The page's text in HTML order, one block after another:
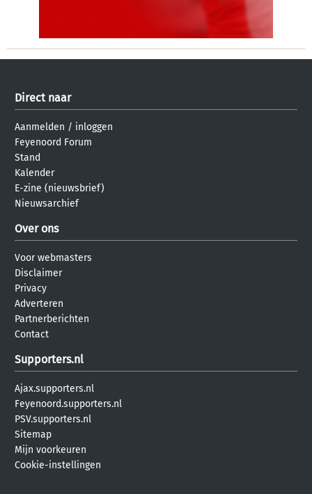
Direct naar
Aanmelden / inloggen
Feyenoord Forum
Stand
Kalender
E-zine (nieuwsbrief)
Nieuwsarchief
Over ons
Voor webmasters
Disclaimer
Privacy
Adverteren
Partnerberichten
Contact
Supporters.nl
Ajax.supporters.nl
Feyenoord.supporters.nl
PSV.supporters.nl
Sitemap
Mijn voorkeuren
Cookie-instellingen